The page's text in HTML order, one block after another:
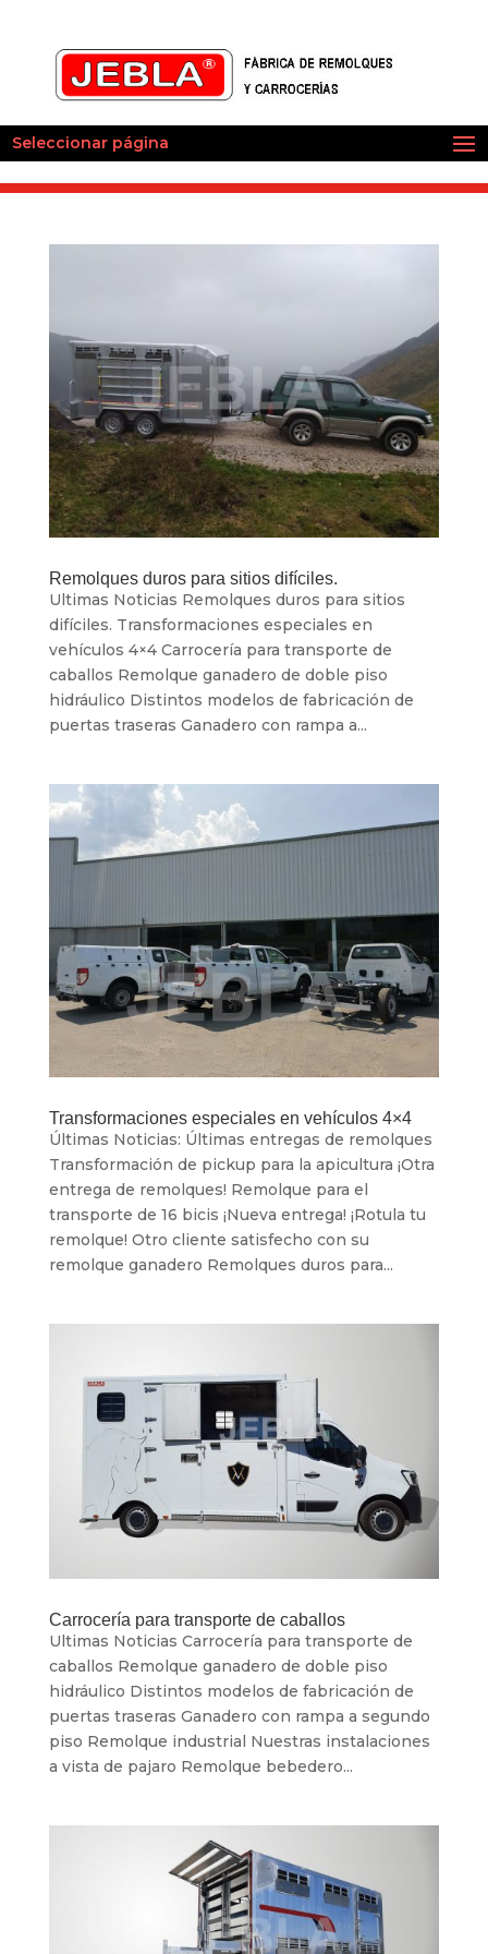
Seleccionar página
Remolques duros para sitios difíciles.
Ultimas Noticias Remolques duros para sitios
difíciles. Transformaciones especiales en
vehículos 4×4 Carrocería para transporte de
caballos Remolque ganadero de doble piso
hidráulico Distintos modelos de fabricación de
puertas traseras Ganadero con rampa a...
Transformaciones especiales en vehículos 4×4
Últimas Noticias: Últimas entregas de remolques
Transformación de pickup para la apicultura ¡Otra
entrega de remolques! Remolque para el
transporte de 16 bicis ¡Nueva entrega! ¡Rotula tu
remolque! Otro cliente satisfecho con su
remolque ganadero Remolques duros para...
Carrocería para transporte de caballos
Ultimas Noticias Carrocería para transporte de
caballos Remolque ganadero de doble piso
hidráulico Distintos modelos de fabricación de
puertas traseras Ganadero con rampa a segundo
piso Remolque industrial Nuestras instalaciones
a vista de pajaro Remolque bebedero...